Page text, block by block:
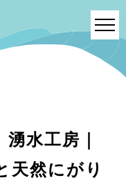
水工房｜
天然にがり